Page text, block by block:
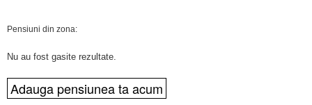
Pensiuni din zona:
Nu au fost gasite rezultate.